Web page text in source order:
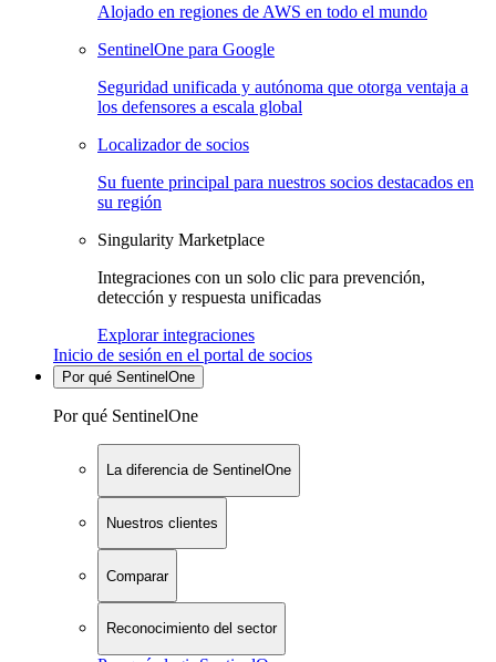
Alojado en regiones de AWS en todo el mundo
SentinelOne para Google
Seguridad unificada y autónoma que otorga ventaja a
los defensores a escala global
Localizador de socios
Su fuente principal para nuestros socios destacados en
su región
Singularity Marketplace
Integraciones con un solo clic para prevención,
detección y respuesta unificadas
Explorar integraciones
Inicio de sesión en el portal de socios
Por qué SentinelOne
Por qué SentinelOne
La diferencia de SentinelOne
Nuestros clientes
Comparar
Reconocimiento del sector